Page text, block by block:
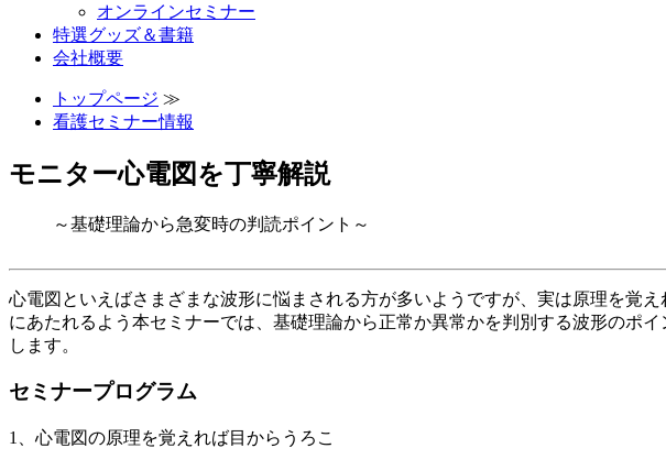
オンラインセミナー
特選グッズ＆書籍
会社概要
トップページ ≫
看護セミナー情報
モニター心電図を丁寧解説
～基礎理論から急変時の判読ポイント～
心電図といえばさまざまな波形に悩まされる方が多いようですが、実は原理を覚
にあたれるよう本セミナーでは、基礎理論から正常か異常かを判別する波形のポ
します。
セミナープログラム
1、心電図の原理を覚えれば目からうろこ